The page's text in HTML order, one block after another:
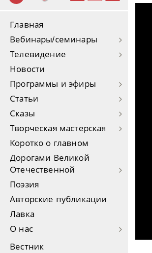
Главная
Вебинары/семинары
Телевидение
Новости
Программы и эфиры
Статьи
Сказы
Творческая мастерская
Коротко о главном
Дорогами Великой
Отечественной
Поэзия
Авторские публикации
Лавка
О нас
Вестник